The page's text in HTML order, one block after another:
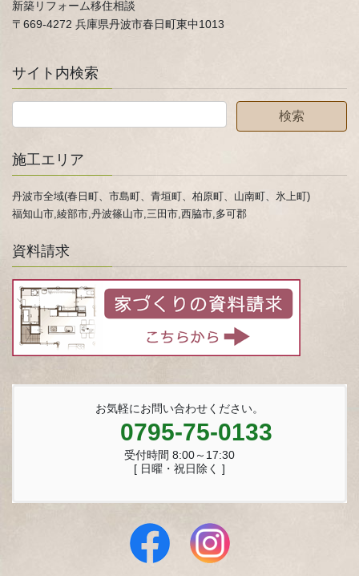
新築リフォーム移住相談
〒669-4272 兵庫県丹波市春日町東中1013
サイト内検索
施工エリア
丹波市全域(春日町、市島町、青垣町、柏原町、山南町、氷上町)
福知山市,綾部市,丹波篠山市,三田市,西脇市,多可郡
資料請求
お気軽にお問い合わせください。
0795-75-0133
受付時間 8:00～17:30
[ 日曜・祝日除く ]